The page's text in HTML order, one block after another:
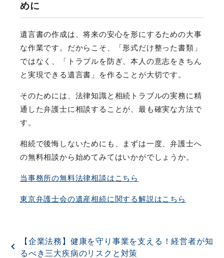
めに
遺言書の作成は、将来の安心を形にするための大事
な作業です。だからこそ、「形式だけ整った書類」
ではなく、「トラブルを防ぎ、本人の意志をきちん
と実現できる遺言書」を作ることが大切です。
そのためには、法律知識と相続トラブルの実務に精
通した弁護士に相談することが、最も確実な方法で
す。
相続で後悔しないためにも、まずは一度、弁護士へ
の無料相談から始めてみてはいかがでしょうか。
当事務所の無料法律相談はこちら
東京弁護士会の遺産相続に関する解説はこちら
【企業法務】健康を守り事業を支える！経営者が知
るべき三大疾病のリスクと対策